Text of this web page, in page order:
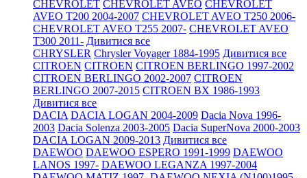
CHEVROLET CHEVROLET AVEO CHEVROLET
AVEO Т200 2004-2007 CHEVROLET AVEO Т250 2006-
CHEVROLET AVEO Т255 2007- CHEVROLET AVEO
Т300 2011- Дивитися все
CHRYSLER Chrysler Voyager 1884-1995 Дивитися все
CITROEN CITROEN CITROEN BERLINGO 1997-2002
CITROEN BERLINGO 2002-2007 CITROEN
BERLINGO 2007-2015 CITROEN BX 1986-1993
Дивитися все
DACIA DACIA LOGAN 2004-2009 Dacia Nova 1996-
2003 Dacia Solenza 2003-2005 Dacia SuperNova 2000-2003
DACIA LOGAN 2009-2013 Дивитися все
DAEWOO DAEWOO ESPERO 1991-1999 DAEWOO
LANOS 1997- DAEWOO LEGANZA 1997-2004